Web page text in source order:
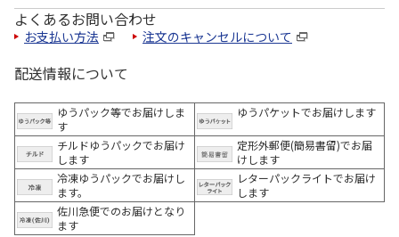
よくあるお問い合わせ
お支払い方法 注文のキャンセルについて
配送情報について
ゆうパック等でお届けしま
す
ゆうパケットでお届けします
チルドゆうパックでお届け
します
定形外郵便(簡易書留)でお届
けします
冷凍ゆうパックでお届けし
ます。
レターパックライトでお届け
します
佐川急便でのお届けとなり
ます